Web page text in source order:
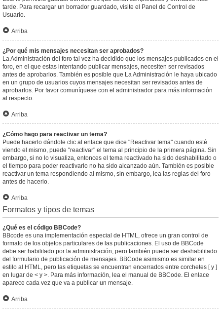
tarde. Para recargar un borrador guardado, visite el Panel de Control de
Usuario.
Arriba
¿Por qué mis mensajes necesitan ser aprobados?
La Administración del foro tal vez ha decidido que los mensajes publicados en el
foro, en el que estas intentando publicar mensajes, necesiten ser revisados
antes de aprobarlos. También es posible que La Administración le haya ubicado
en un grupo de usuarios cuyos mensajes necesitan ser revisados antes de
aprobarlos. Por favor comuníquese con el administrador para más información
al respecto.
Arriba
¿Cómo hago para reactivar un tema?
Puede hacerlo dándole clic al enlace que dice "Reactivar tema" cuando esté
viendo el mismo, puede "reactivar" el tema al principio de la primera página. Sin
embargo, si no lo visualiza, entonces el tema reactivado ha sido deshabilitado o
el tiempo para poder reactivarlo no ha sido alcanzado aún. También es posible
reactivar un tema respondiendo al mismo, sin embargo, lea las reglas del foro
antes de hacerlo.
Arriba
Formatos y tipos de temas
¿Qué es el código BBCode?
BBcode es una implementación especial de HTML, ofrece un gran control de
formato de los objetos particulares de las publicaciones. El uso de BBCode
debe ser habilitado por la administración, pero también puede ser deshabilitado
del formulario de publicación de mensajes. BBCode asimismo es similar en
estilo al HTML, pero las etiquetas se encuentran encerrados entre corchetes [ y ]
en lugar de < y >. Para más información, lea el manual de BBCode. El enlace
aparece cada vez que va a publicar un mensaje.
Arriba